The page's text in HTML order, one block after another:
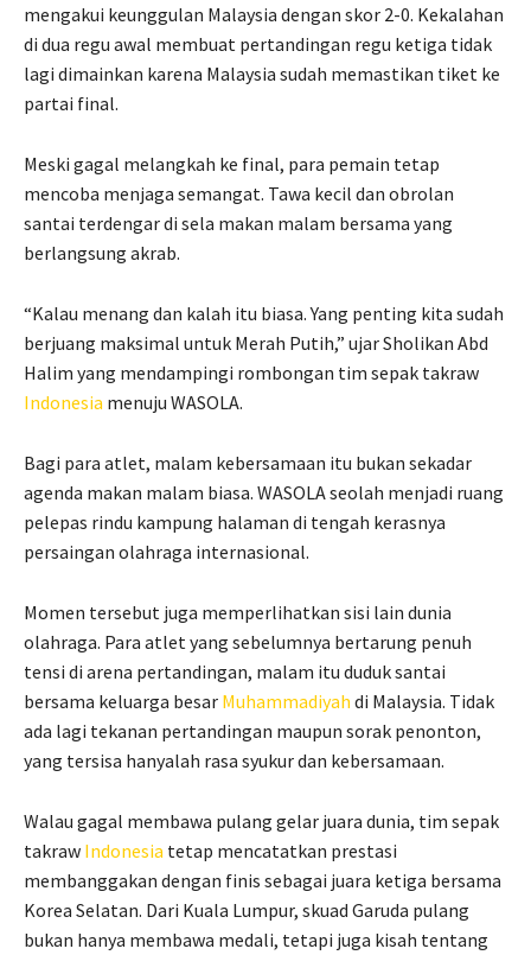
mengakui keunggulan Malaysia dengan skor 2-0. Kekalahan
di dua regu awal membuat pertandingan regu ketiga tidak
lagi dimainkan karena Malaysia sudah memastikan tiket ke
partai final.
Meski gagal melangkah ke final, para pemain tetap
mencoba menjaga semangat. Tawa kecil dan obrolan
santai terdengar di sela makan malam bersama yang
berlangsung akrab.
“Kalau menang dan kalah itu biasa. Yang penting kita sudah
berjuang maksimal untuk Merah Putih,” ujar Sholikan Abd
Halim yang mendampingi rombongan tim sepak takraw
Indonesia menuju WASOLA.
Bagi para atlet, malam kebersamaan itu bukan sekadar
agenda makan malam biasa. WASOLA seolah menjadi ruang
pelepas rindu kampung halaman di tengah kerasnya
persaingan olahraga internasional.
Momen tersebut juga memperlihatkan sisi lain dunia
olahraga. Para atlet yang sebelumnya bertarung penuh
tensi di arena pertandingan, malam itu duduk santai
bersama keluarga besar Muhammadiyah di Malaysia. Tidak
ada lagi tekanan pertandingan maupun sorak penonton,
yang tersisa hanyalah rasa syukur dan kebersamaan.
Walau gagal membawa pulang gelar juara dunia, tim sepak
takraw Indonesia tetap mencatatkan prestasi
membanggakan dengan finis sebagai juara ketiga bersama
Korea Selatan. Dari Kuala Lumpur, skuad Garuda pulang
bukan hanya membawa medali, tetapi juga kisah tentang